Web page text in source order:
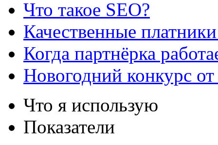
Что такое SEO?
Качественные
Когда партнёрка
Новогодний конкурс
Что я использую
Показатели